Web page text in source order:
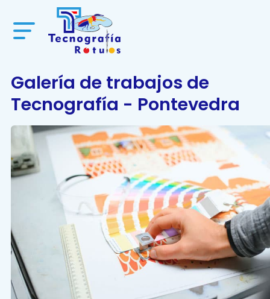
Galería de trabajos de
Tecnografía - Pontevedra